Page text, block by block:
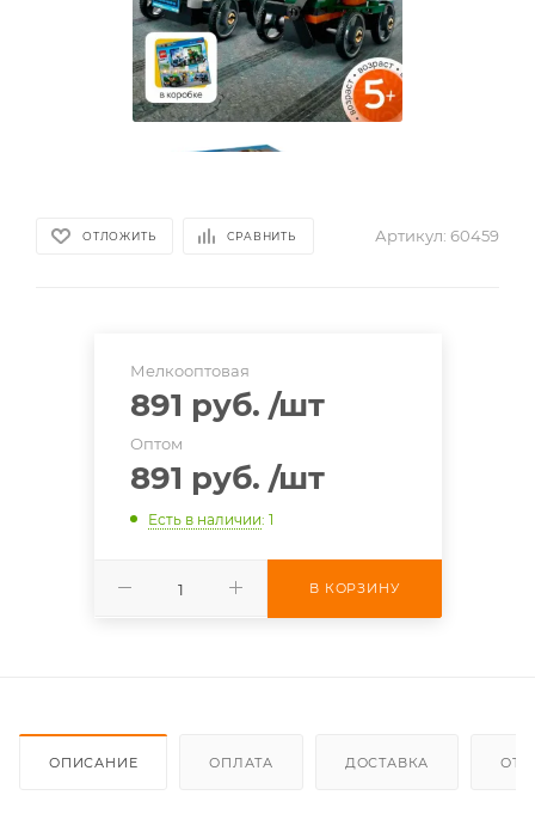
ОТЛОЖИТЬ СРАВНИТЬ Артикул: 60459
Мелкооптовая
891 руб. /шт
Оптом
891 руб. /шт
Есть в наличии: 1
В КОРЗИНУ
ОПИСАНИЕ ОПЛАТА ДОСТАВКА